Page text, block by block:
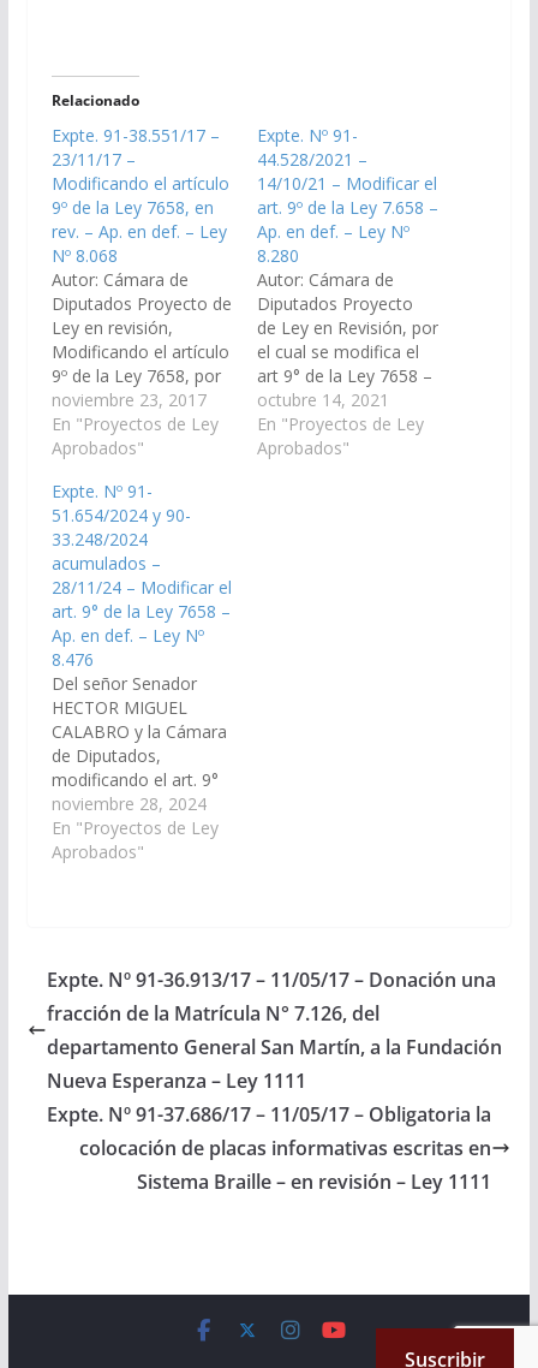
Relacionado
Expte. 91-38.551/17 –
23/11/17 –
Modificando el artículo
9º de la Ley 7658, en
rev. – Ap. en def. – Ley
Nº 8.068
Autor: Cámara de
Diputados Proyecto de
Ley en revisión,
Modificando el artículo
9º de la Ley 7658, por
el siguiente: "Art. 9°.-
Suspéndanse por un
(1) año a partir del 31
las ejecuciones de
sentencias, de
medidas cautelares y
demás actuaciones o
disposiciones
judiciales, cuyo
objeto…
noviembre 23, 2017
En "Proyectos de Ley
Aprobados"
Expte. Nº 91-
44.528/2021 –
14/10/21 – Modificar el
art. 9º de la Ley 7.658 –
Ap. en def. – Ley Nº
8.280
Autor: Cámara de
Diputados Proyecto
de Ley en Revisión, por
el cual se modifica el
art 9° de la Ley 7658 –
Regulación dominial y
asistencia a Pequeños
Productores
octubre 14, 2021
En "Proyectos de Ley
Aprobados"
Expte. Nº 91-
51.654/2024 y 90-
33.248/2024
acumulados –
28/11/24 – Modificar el
art. 9° de la Ley 7658 –
Ap. en def. – Ley Nº
8.476
Del señor Senador
HECTOR MIGUEL
CALABRO y la Cámara
de Diputados,
modificando el art. 9°
de la Ley 7658. (Expte.
Nº 91-51.654/2024 y
90-33.248/2024
Previsional). Aprobado
en definitiva, el
12/12/2024 Pode
Ejecutivo para su
Promulgación. Ley Nº
8.476 Decreto…
noviembre 28, 2024
En "Proyectos de Ley
Aprobados"
Expte. Nº 91-36.913/17 – 11/05/17 – Donación una
fracción de la Matrícula N° 7.126, del
departamento General San Martín, a la Fundación
Nueva Esperanza – Ley 1111
Expte. Nº 91-37.686/17 – 11/05/17 – Obligatoria la
colocación de placas informativas escritas en
Sistema Braille – en revisión – Ley 1111
. All rights reserved.
Suscribir